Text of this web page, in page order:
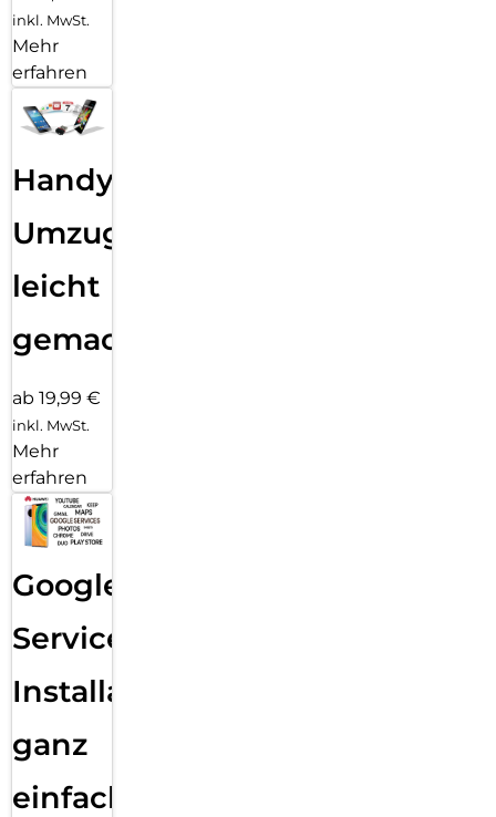
inkl. MwSt.
Mehr
erfahren
Handy
Umzug
leicht
gemacht!
ab 19,99 €
inkl. MwSt.
Mehr
erfahren
Google
Services
Installation
ganz
einfach